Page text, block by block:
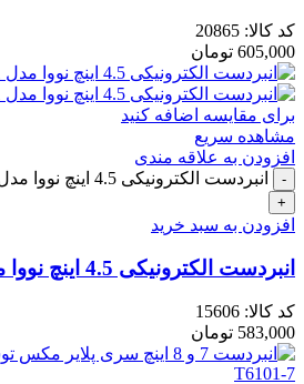
کد کالا: 20865
605,000 تومان
برای مقایسه اضافه کنید
مشاهده سریع
افزودن به علاقه مندی
انبردست الکترونیکی 4.5 اینچ نووا مدل NTP 8121 عدد
افزودن به سبد خرید
انبردست الکترونیکی 4.5 اینچ نووا مدل NTP 8121
کد کالا: 15606
583,000 تومان